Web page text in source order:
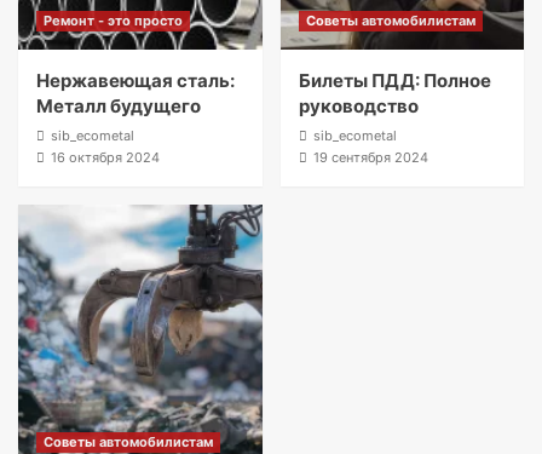
Ремонт - это просто
Нержавеющая сталь:
Металл будущего
sib_ecometal
16 октября 2024
Советы автомобилистам
Билеты ПДД: Полное
руководство
sib_ecometal
19 сентября 2024
Советы автомобилистам